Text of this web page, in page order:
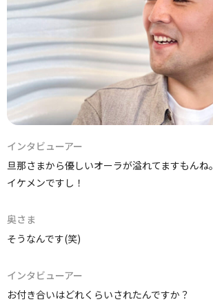
インタビューアー
旦那さまから優しいオーラが溢れてますもんね。
イケメンですし！
奥さま
そうなんです(笑)
インタビューアー
お付き合いはどれくらいされたんですか？